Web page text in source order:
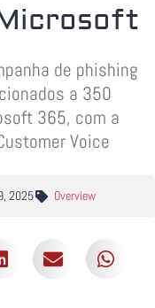
de phishing
a 350
365, com a
Voice
2025 Overview